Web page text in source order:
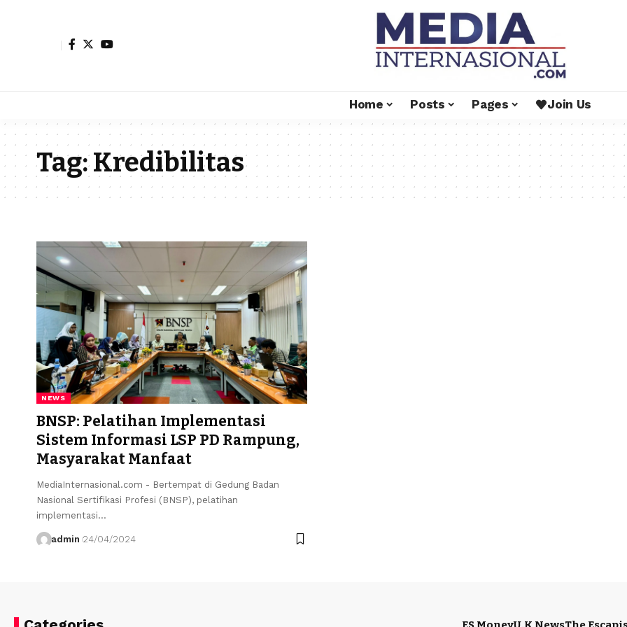
Home Posts Pages Join Us
Tag:Kredibilitas
NEWS
BNSP: Pelatihan Implementasi
Sistem Informasi LSP PD Rampung,
Masyarakat Manfaat
MediaInternasional.com - Bertempat di Gedung Badan
Nasional Sertifikasi Profesi (BNSP), pelatihan
implementasi…
admin 24/04/2024